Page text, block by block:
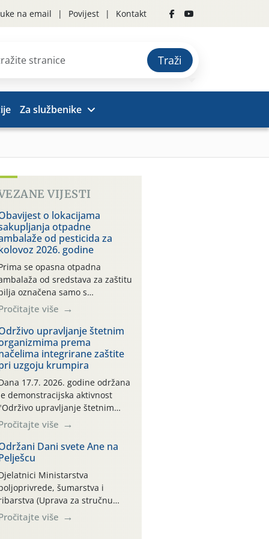
na email Povijest Kontakt
Traži
Za službenike
VIJESTI
o lokacijama
otpadne
od pesticida za
2026. godine
se opasna otpadna
od sredstava za zaštitu
označena samo s
i oznakom
CROCPA EKO MODEL:
ambalaža kao i
drugih proizvoda koji
sredstva za zaštitu bilja
(npr. ambalaža od mineralnih
se ne prihvaća.
je osiguran
povrat prazne
isključivo ovih tvrtki:
MAKS, AGRONOM,
TKI* (PINUS […]
više
upravljanje štetnim
prema
integrirane zaštite
uzgoju krumpira
17.7. 2026. godine održana
demonstracijska aktivnost
upravljanje štetnim
prema načelima
integrirane zaštite pri uzgoju
na pokusnom polju
kraj naselja Belica
parcela ID 2445031)
dio Međimurske
više
Dani svete Ane na
Ministarstva
šumarstva i
(Uprava za stručnu
razvoju poljoprivrede)
sudjelovali su na tradicionalnom
više